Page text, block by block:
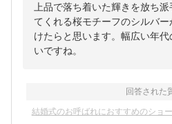
上品で落ち着いた輝きを放ち
てくれる桜モチーフのシルバ
けたらと思います。幅広い年
いですね。
回答された
結婚式のお呼ばれにおすすめのショ